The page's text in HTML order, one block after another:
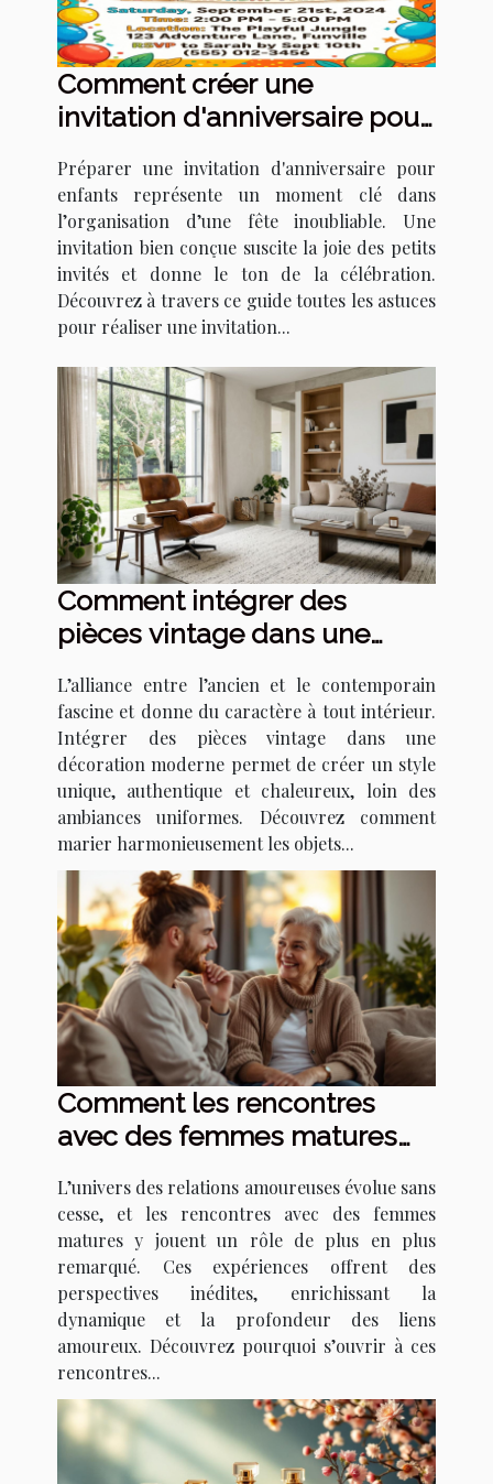
Comment créer une
invitation d'anniversaire pour
Préparer une invitation d'anniversaire pour
enfants représente un moment clé dans
l’organisation d’une fête inoubliable. Une
invitation bien conçue suscite la joie des petits
invités et donne le ton de la célébration.
Découvrez à travers ce guide toutes les astuces
pour réaliser une invitation...
Comment intégrer des
pièces vintage dans une
L’alliance entre l’ancien et le contemporain
fascine et donne du caractère à tout intérieur.
Intégrer des pièces vintage dans une
décoration moderne permet de créer un style
unique, authentique et chaleureux, loin des
ambiances uniformes. Découvrez comment
marier harmonieusement les objets...
Comment les rencontres
avec des femmes matures
amoureuses ?
L’univers des relations amoureuses évolue sans
cesse, et les rencontres avec des femmes
matures y jouent un rôle de plus en plus
remarqué. Ces expériences offrent des
perspectives inédites, enrichissant la
dynamique et la profondeur des liens
amoureux. Découvrez pourquoi s’ouvrir à ces
rencontres...